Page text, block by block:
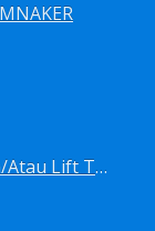
Sertifikasi Side Boom Forklift Dan/Atau Lift Truk KEMNAKER